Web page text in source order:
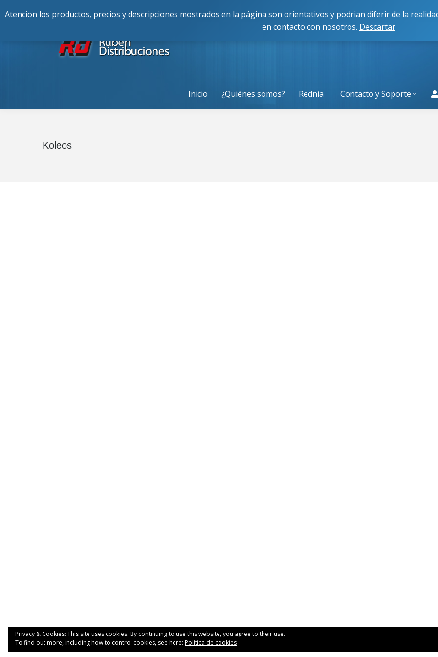
Inicio ¿Quiénes somos? Rednia Contacto y Soporte
Koleos
Atencion los productos, precios y descripciones mostrados en la página son orientativos y podrian diferir de la
en contacto con nosotros. Descartar
Privacy & Cookies: This site uses cookies. By continuing to use this website, you agree to their use.
To find out more, including how to control cookies, see here: Política de cookies